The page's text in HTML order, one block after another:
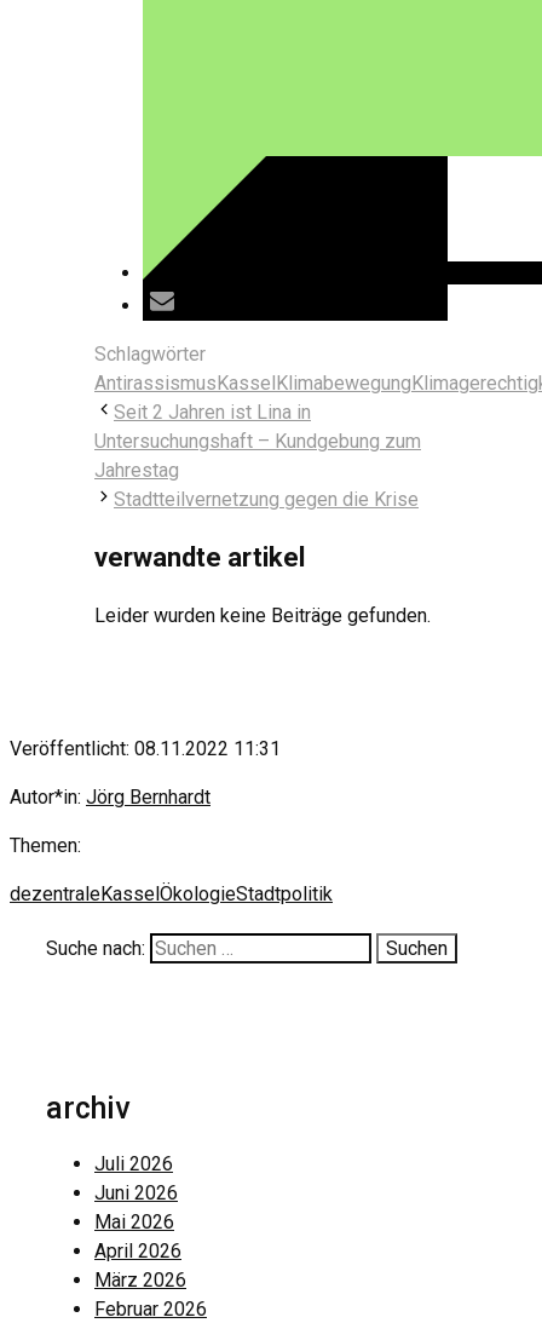
Schlagwörter
Antirassismus Kassel Klimabewegung
Seit 2 Jahren ist Lina in
Untersuchungshaft – Kundgebung zum
Jahrestag
Stadtteilvernetzung gegen die Krise
verwandte artikel
Leider wurden keine Beiträge gefunden.
Veröffentlicht: 08.11.2022 11:31
Autor*in: Jörg Bernhardt
Themen:
dezentraleKassel ÖkologieStadtpolitik
Suche nach:
archiv
Juli 2026
Juni 2026
Mai 2026
April 2026
März 2026
Februar 2026